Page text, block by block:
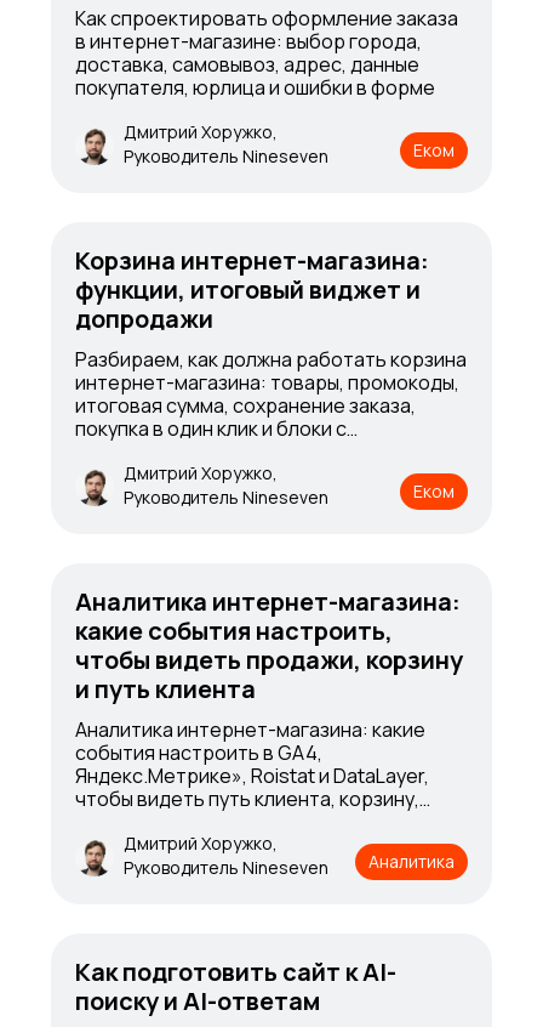
Как спроектировать оформление заказа
в интернет-магазине: выбор города,
доставка, самовывоз, адрес, данные
покупателя, юрлица и ошибки в форме
Дмитрий Хоружко,
Руководитель Nineseven
Еком
Корзина интернет-магазина:
функции, итоговый виджет и
допродажи
Разбираем, как должна работать корзина
интернет-магазина: товары, промокоды,
итоговая сумма, сохранение заказа,
покупка в один клик и блоки с
Дмитрий Хоружко,
Руководитель Nineseven
Еком
Аналитика интернет-магазина:
какие события настроить,
чтобы видеть продажи, корзину
и путь клиента
Аналитика интернет-магазина: какие
события настроить в GA4,
Яндекс.Метрике», Roistat и DataLayer,
чтобы видеть путь клиента, корзину,
воронкеДмитрий Хоружко,
Руководитель Nineseven
Аналитика
Как подготовить сайт к AI-
поиску и AI-ответам